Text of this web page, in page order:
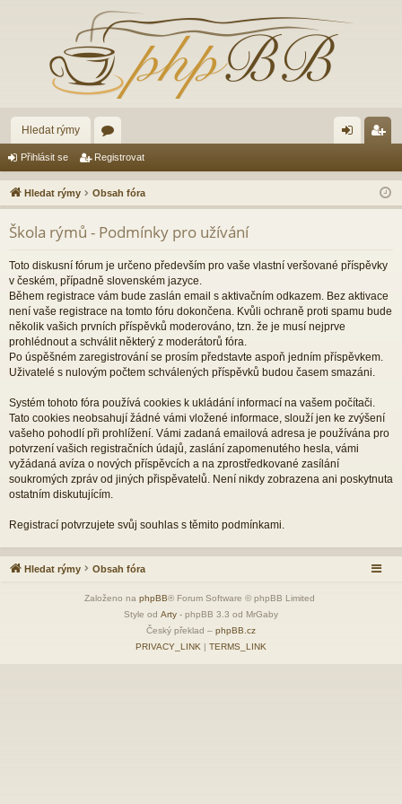
Hledat rýmy
ór
a lá
sit
ist
ro
t
Přihlásit se Registrovat
Hledat rýmy Obsah fóra
Škola rýmů - Podmínky pro užívání
Toto diskusní fórum je určeno především pro vaše vlastní veršované příspěvky
v českém, případně slovenském jazyce.
Během registrace vám bude zaslán email s aktivačním odkazem. Bez aktivace
není vaše registrace na tomto fóru dokončena. Kvůli ochraně proti spamu bude
několik vašich prvních příspěvků moderováno, tzn. že je musí nejprve
prohlédnout a schválit některý z moderátorů fóra.
Po úspěšném zaregistrování se prosím představte aspoň jedním příspěvkem.
Uživatelé s nulovým počtem schválených příspěvků budou časem smazáni.
Systém tohoto fóra používá cookies k ukládání informací na vašem počítači.
Tato cookies neobsahují žádné vámi vložené informace, slouží jen ke zvýšení
vašeho pohodlí při prohlížení. Vámi zadaná emailová adresa je používána pro
potvrzení vašich registračních údajů, zaslání zapomenutého hesla, vámi
vyžádaná avíza o nových příspěvcích a na zprostředkované zasílání
soukromých zpráv od jiných přispěvatelů. Není nikdy zobrazena ani poskytnuta
ostatním diskutujícím.
Registrací potvrzujete svůj souhlas s těmito podmínkami.
Hledat rýmy Obsah fóra
Založeno na phpBB® Forum Software © phpBB Limited
Style od Arty - phpBB 3.3 od MrGaby
Český překlad – phpBB.cz
PRIVACY_LINK | TERMS_LINK